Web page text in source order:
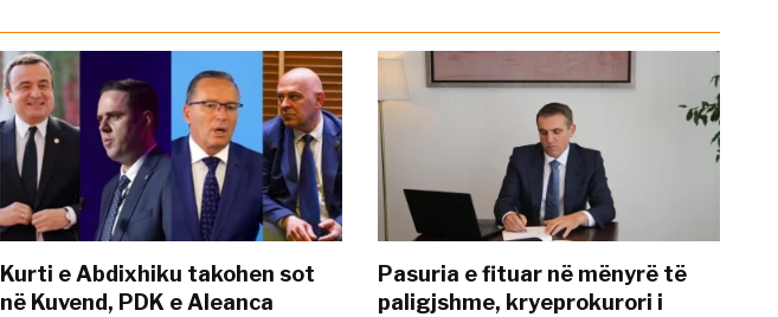
Kurti e Abdixhiku takohen sot
në Kuvend, PDK e Aleanca
Pasuria e fituar në mënyrë të
paligjshme, kryeprokurori i